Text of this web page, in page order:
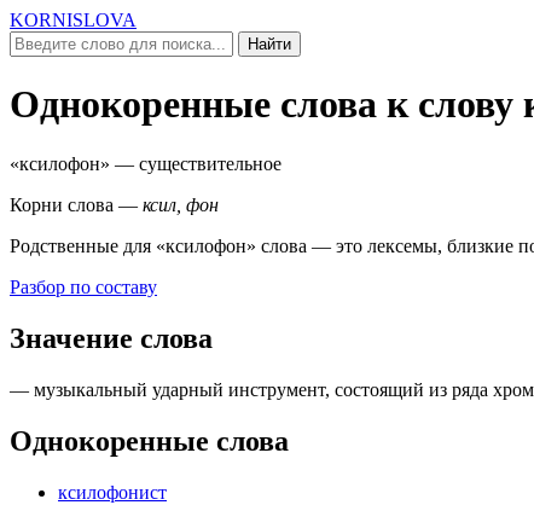
KORNISLOVA
Найти
Однокоренные слова к слову
«ксилофон» — существительное
Корни слова — ксил, фон
Родственные для «ксилофон» слова — это лексемы, близкие
Разбор по составу
Значение слова
— музыкальный ударный инструмент, состоящий из ряда
Однокоренные слова
ксилофонист